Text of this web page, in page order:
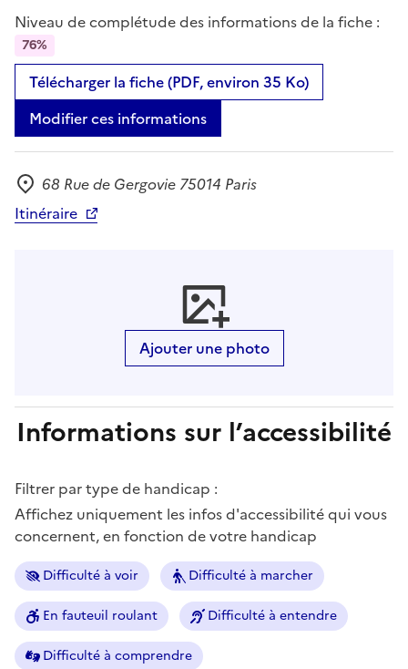
Niveau de complétude des informations de la fiche :
76%
Télécharger la fiche (PDF, environ 35 Ko)
Modifier ces informations
Adresse
68 Rue de Gergovie 75014 Paris
Itinéraire
Ajouter une photo
Informations sur l’accessibilité
Filtrer par type de handicap :
Affichez uniquement les infos d'accessibilité qui vous
concernent, en fonction de votre handicap
Difficulté à voir Difficulté à marcher
En fauteuil roulant Difficulté à entendre
Difficulté à comprendre